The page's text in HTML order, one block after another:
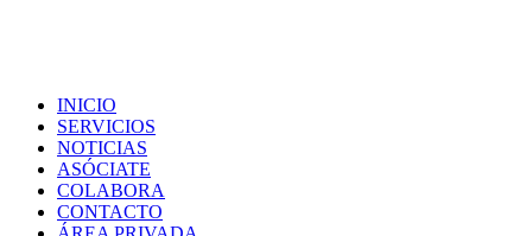
INICIO
SERVICIOS
NOTICIAS
ASÓCIATE
COLABORA
CONTACTO